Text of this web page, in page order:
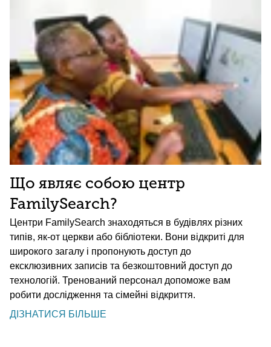
Що являє собою центр
FamilySearch?
Центри FamilySearch знаходяться в будівлях різних
типів, як-от церкви або бібліотеки. Вони відкриті для
широкого загалу і пропонують доступ до
ексклюзивних записів та безкоштовний доступ до
технологій. Тренований персонал допоможе вам
робити дослідження та сімейні відкриття.
ДІЗНАТИСЯ БІЛЬШЕ